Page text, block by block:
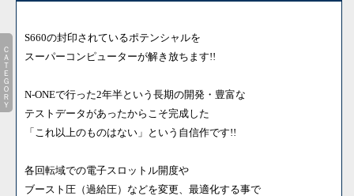
S660の封印されているポテンシャルを
スーパーコンピューターが解き放ちます!!
N-ONEで行った2年半という長期の開発・豊富な
テストデータがあったからこそ完成した
「これ以上のものはない」という自信作です!!
各回転域での電子スロットル開度や
ブースト圧（過給圧）などを変更、最適化する事で
ＣＡＴＥＧＯＲＹ